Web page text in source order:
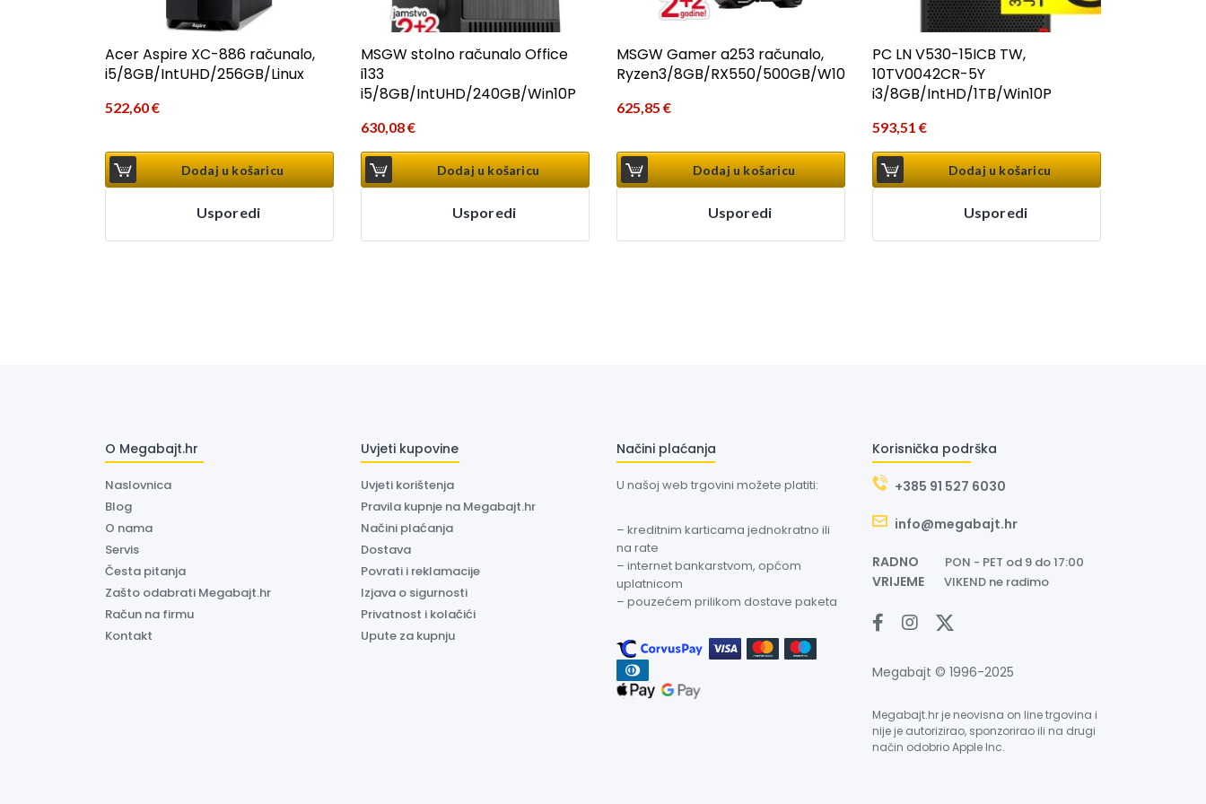
Acer Aspire XC-886 računalo,
i5/8GB/IntUHD/256GB/Linux
522,60€
Dodaj u košaricu
Usporedi
MSGW stolno računalo Office
i133
i5/8GB/IntUHD/240GB/Win10P
630,08€
Dodaj u košaricu
Usporedi
MSGW Gamer a253 računalo,
Ryzen3/8GB/RX550/500GB/W10
625,85 €
Dodaj u košaricu
Usporedi
PC LN V530-15ICB TW,
10TV0042CR-5Y
i3/8GB/IntHD/1TB/Win10P
593,51 €
Dodaj u košaricu
Usporedi
O Megabajt.hr
Naslovnica
Blog
O nama
Servis
Česta pitanja
Zašto odabrati Megabajt.hr
Račun na firmu
Kontakt
Uvjeti kupovine
Uvjeti korištenja
Pravila kupnje na Megabajt.hr
Načini plaćanja
Dostava
Povrati i reklamacije
Izjava o sigurnosti
Privatnost i kolačići
Upute za kupnju
Načini plaćanja
U našoj web trgovini možete platiti:
– kreditnim karticama jednokratno ili
na rate
– internet bankarstvom, općom
uplatnicom
– pouzećem prilikom dostave paketa
Korisnička podrška
+385 91 527 6030
info@megabajt.hr
RADNO PON - PET od 9 do 17:00
VRIJEME VIKEND ne radimo
Megabajt © 1996-2025
Megabajt.hr je neovisna on line trgovina i
nije je autorizirao, sponzorirao ili na drugi
način odobrio Apple Inc.